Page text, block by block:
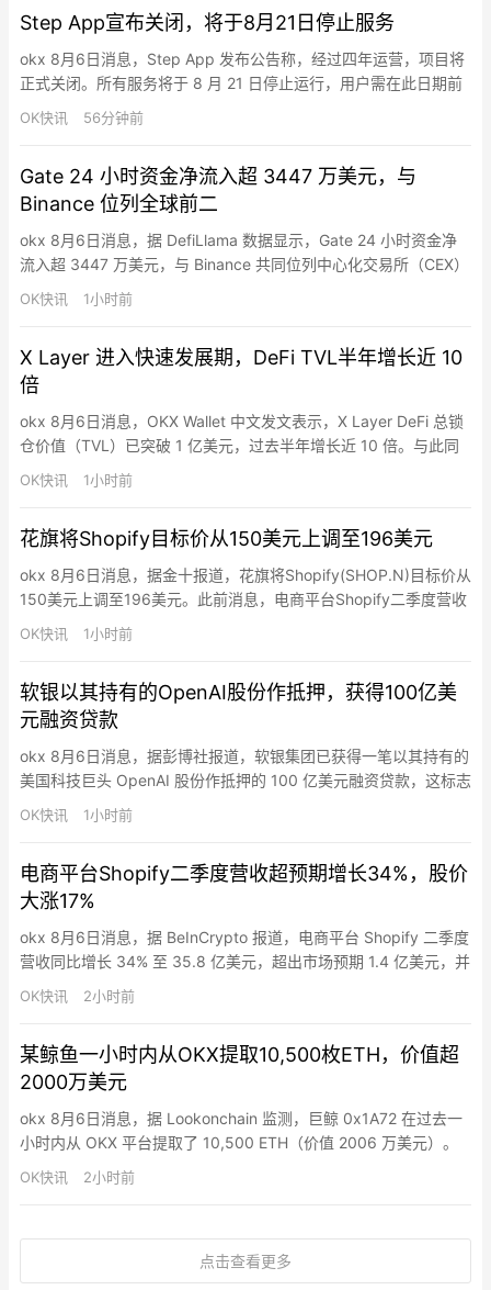
Step App宣布关闭，将于8月21日停止服务
okx 8月6日消息，Step App 发布公告称，经过四年运营，项目将
正式关闭。所有服务将于 8 月 21 日停止运行，用户需在此日期前
解除所有锁定代币的质押并管理好交易所持仓。Step App 称，平
台累计超 100 万次下载、追踪数十亿步数，并推动了 Move-to-
OK快讯 56分钟前
Gate 24 小时资金净流入超 3447 万美元，与
Binance 位列全球前二
okx 8月6日消息，据 DefiLlama 数据显示，Gate 24 小时资金净
流入超 3447 万美元，与 Binance 共同位列中心化交易所（CEX）
24 小时资金净流入全球前二。
OK快讯 1小时前
X Layer 进入快速发展期，DeFi TVL半年增长近 10
倍
okx 8月6日消息，OKX Wallet 中文发文表示，X Layer DeFi 总锁
仓价值（TVL）已突破 1 亿美元，过去半年增长近 10 倍。与此同
时，X Layer 稳定币发行规模已超过 20 亿美元，跻身全球公链前
十；累计活跃地址突破 420 万，累计链上交易笔数超过 4 亿笔。
OK快讯 1小时前
花旗将Shopify目标价从150美元上调至196美元
okx 8月6日消息，据金十报道，花旗将Shopify(SHOP.N)目标价从
150美元上调至196美元。此前消息，电商平台Shopify二季度营收
超预期增长34%，股价大涨17%。
OK快讯 1小时前
软银以其持有的OpenAI股份作抵押，获得100亿美
元融资贷款
okx 8月6日消息，据彭博社报道，软银集团已获得一笔以其持有的
美国科技巨头 OpenAI 股份作抵押的 100 亿美元融资贷款，这标志
着该公司在人工智能领域的融资又迈出了重要一步。软银在其最新
财报中表示，该公司于周三与高盛银行美国分行、摩根大通银行、
就这笔为期两年的贷款达成协议。软银补充说，这些金融…
OK快讯 1小时前
电商平台Shopify二季度营收超预期增长34%，股价
大涨17%
okx 8月6日消息，据 BeInCrypto 报道，电商平台 Shopify 二季度
营收同比增长 34% 至 35.8 亿美元，超出市场预期 1.4 亿美元，并
上调三季度业绩指引，股价当日上涨 17%。此前市场普遍担忧”
Vibe Coding”（AI 自然语言编程工具）将使中小商家绕开 Shopify
OK快讯 2小时前
某鲸鱼一小时内从OKX提取10,500枚ETH，价值超
2000万美元
okx 8月6日消息，据 Lookonchain 监测，巨鲸 0x1A72 在过去一
小时内从 OKX 平台提取了 10,500 ETH（价值 2006 万美元）。
OK快讯 2小时前
点击查看更多